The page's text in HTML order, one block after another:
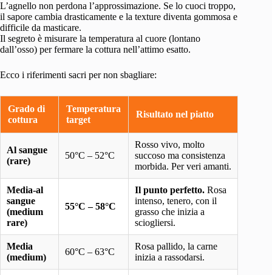
L’agnello non perdona l’approssimazione. Se lo cuoci troppo,
il sapore cambia drasticamente e la texture diventa gommosa e
difficile da masticare.
Il segreto è misurare la temperatura al cuore (lontano
dall’osso) per fermare la cottura nell’attimo esatto.
Ecco i riferimenti sacri per non sbagliare:
Grado di
cottura
Temperatura
target
Risultato nel piatto
Al sangue
(rare)
50°C – 52°C
Rosso vivo, molto
succoso ma consistenza
morbida. Per veri amanti.
Media-al
sangue
(medium
rare)
55°C – 58°C
Il punto perfetto. Rosa
intenso, tenero, con il
grasso che inizia a
sciogliersi.
Media
(medium)
60°C – 63°C
Rosa pallido, la carne
inizia a rassodarsi.